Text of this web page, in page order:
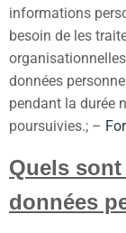
informations
besoin de les
données
pendant la durée
poursuivies.; –
Quels
données